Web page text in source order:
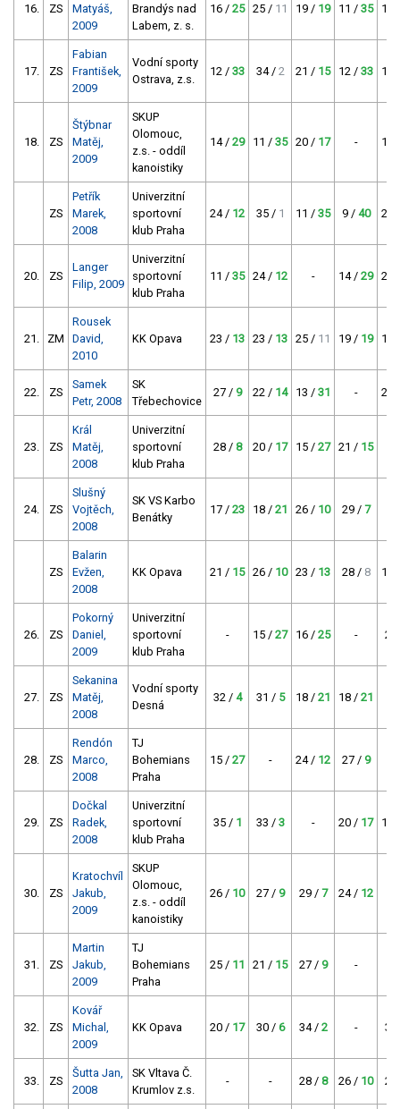
16. ZS
Matyáš,
2009
Brandýs nad
Labem, z. s.
16 / 25 25 / 11 19 / 19 11 / 35 11
17. ZS
Fabian
František,
2009
Vodní sporty
Ostrava, z.s.
12 / 33 34 / 2 21 / 15 12 / 33 16
18. ZS
Štýbnar
Matěj,
2009
SKUP
Olomouc,
z.s. - oddíl
kanoistiky
14 / 29 11 / 35 20 / 17 - 18
ZS
Petřík
Marek,
2008
Univerzitní
sportovní
klub Praha
24 / 12 35 / 1 11 / 35 9 / 40 21
20. ZS
Langer
Filip, 2009
Univerzitní
sportovní
klub Praha
11 / 35 24 / 12 - 14 / 29 20
21. ZM
Rousek
David,
2010
KK Opava 23 / 13 23 / 13 25 / 11 19 / 19 13
22. ZS
Samek
Petr, 2008
SK
Třebechovice
27 / 9 22 / 14 13 / 31 - 22
23. ZS
Král
Matěj,
2008
Univerzitní
sportovní
klub Praha
28 / 8 20 / 17 15 / 27 21 / 15
24. ZS
Slušný
Vojtěch,
2008
SK VS Karbo
Benátky
17 / 23 18 / 21 26 / 10 29 / 7
ZS
Balarin
Evžen,
2008
KK Opava 21 / 15 26 / 10 23 / 13 28 / 8 17
26. ZS
Pokorný
Daniel,
2009
Univerzitní
sportovní
klub Praha
- 15 / 27 16 / 25 -
27. ZS
Sekanina
Matěj,
2008
Vodní sporty
Desná
32 / 4 31 / 5 18 / 21 18 / 21
28. ZS
Rendón
Marco,
2008
TJ
Bohemians
Praha
15 / 27 - 24 / 12 27 / 9
29. ZS
Dočkal
Radek,
2008
Univerzitní
sportovní
klub Praha
35 / 1 33 / 3 - 20 / 17 19
30. ZS
Kratochvíl
Jakub,
2009
SKUP
Olomouc,
z.s. - oddíl
kanoistiky
26 / 10 27 / 9 29 / 7 24 / 12
31. ZS
Martin
Jakub,
2009
TJ
Bohemians
Praha
25 / 11 21 / 15 27 / 9 -
32. ZS
Kovář
Michal,
2009
KK Opava 20 / 17 30 / 6 34 / 2 -
33. ZS
Šutta Jan,
2008
SK Vltava Č.
Krumlov z.s.
- - 28 / 8 26 / 10